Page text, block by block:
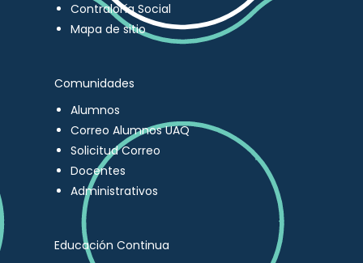
Contraloría Social
Mapa de sitio
Comunidades
Alumnos
Correo Alumnos UAQ
Solicitud Correo
Docentes
Administrativos
Educación Continua